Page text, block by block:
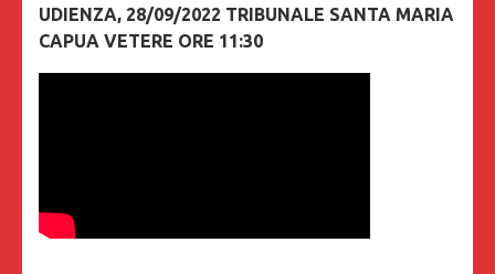
UDIENZA, 28/09/2022 TRIBUNALE SANTA MARIA
CAPUA VETERE ORE 11:30